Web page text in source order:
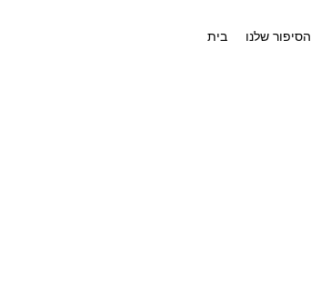
בית הסיפור שלנו